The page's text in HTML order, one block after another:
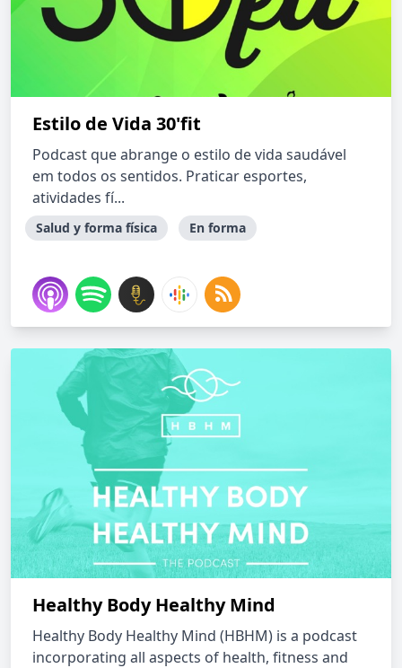
Estilo de Vida 30'fit
Podcast que abrange o estilo de vida saudável
em todos os sentidos. Praticar esportes,
atividades fí...
Salud y forma física En forma
Healthy Body Healthy Mind
Healthy Body Healthy Mind (HBHM) is a podcast
incorporating all aspects of health, fitness and